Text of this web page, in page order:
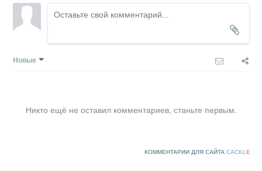
Новые
Никто ещё не оставил комментариев, станьте первым.
КОММЕНТАРИИ ДЛЯ САЙТА CACKL E